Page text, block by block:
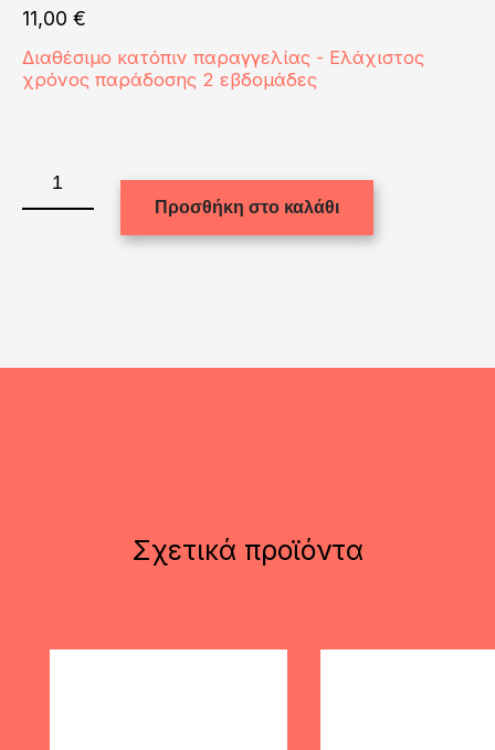
11,00 €
Διαθέσιμο κατόπιν παραγγελίας - Ελάχιστος
χρόνος παράδοσης 2 εβδομάδες
BOTTLE
-
Προσθήκη στο καλάθι
Σχετικά προϊόντα